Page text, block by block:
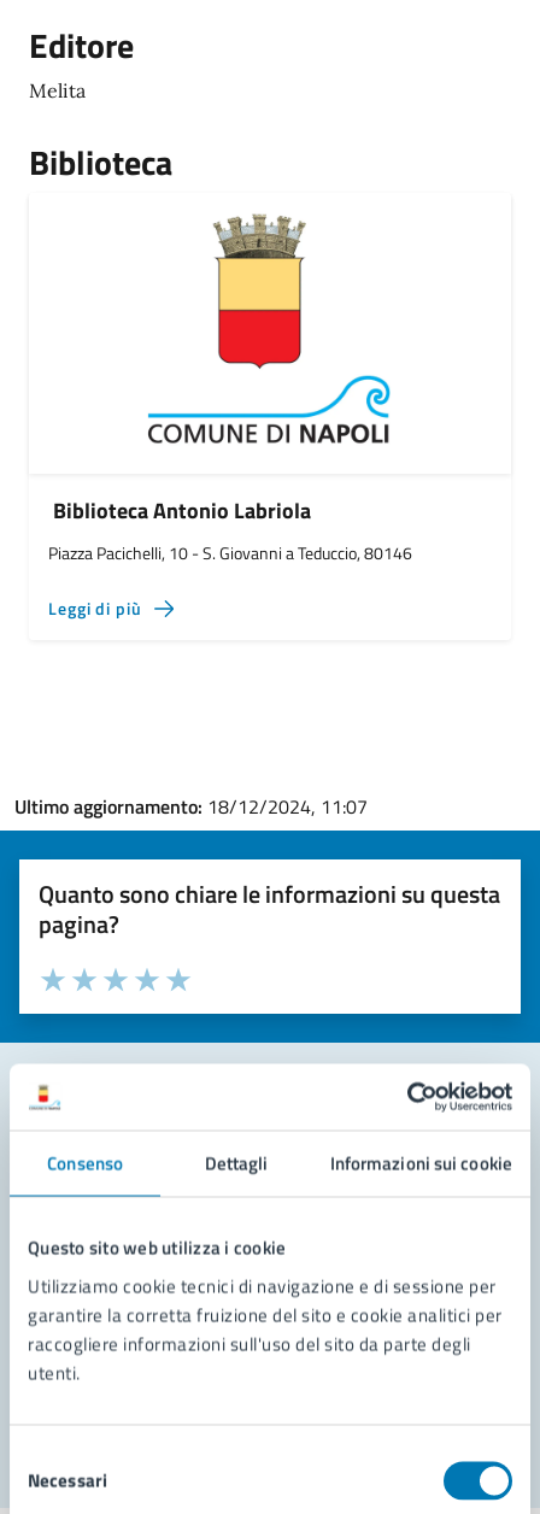
Consenso Dettagli Informazioni sui cookie
Questo sito web utilizza i cookie
Utilizziamo cookie tecnici di navigazione e di sessione per
garantire la corretta fruizione del sito e cookie analitici per
raccogliere informazioni sull'uso del sito da parte degli
utenti.
delNecessari
Editore
Melita
Biblioteca
Biblioteca Antonio Labriola
Piazza Pacichelli, 10 - S. Giovanni a Teduccio, 80146
Leggi di più
Ultimo aggiornamento: 18/12/2024, 11:07
Quanto sono chiare le informazioni su questa
pagina?
Valuta la chiarezza delle informazioni (da 1 a 5 stelle)
Seleziona il numero di stelle per valutare la chiarezza delle
Valuta 5 stelle su 5
Valuta 4 stelle su 5
Valuta 3 stelle su 5
Valuta 2 stelle su 5
Valuta 1 stelle su 5
Leggi le domande frequenti
Richiedi assistenza
Prenota appuntamento
Problemi in città